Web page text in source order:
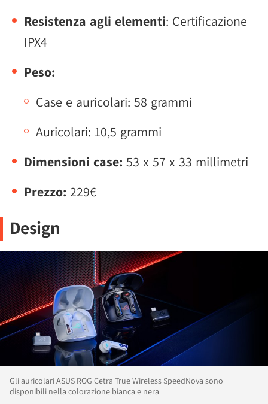
Resistenza agli elementi: Certificazione
IPX4
Peso:
Case e auricolari: 58 grammi
Auricolari: 10,5 grammi
Dimensioni case: 53 x 57 x 33 millimetri
Prezzo: 229€
Design
Gli auricolari ASUS ROG Cetra True Wireless SpeedNova sono
disponibili nella colorazione bianca e nera